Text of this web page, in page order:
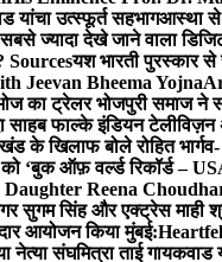
यांचा उत्स्फूर्त सहभागआस्था से
ज्यादा देखे जाने वाला
Sourcesयश भारती पुरस्कार से
Jeevan Bheema Yojna
का ट्रेलर भोजपुरी समाज ने
साहब फाल्के इंडियन टेलीविज़न
के खिलाफ बोले रोहित भार्गव-
‘बुक ऑफ़ वर्ल्ड रिकॉर्ड –
Reena
सुगम सिंह और एक्ट्रेस माही
आयोजन किया मुंबई:
नेत्या संघमित्रा ताई गायकवाड